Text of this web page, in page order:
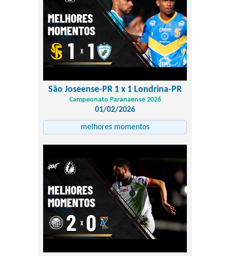
São Joseense-PR 1 x 1 Londrina-PR
Campeonato Paranaense 2026
01/02/2026
melhores momentos